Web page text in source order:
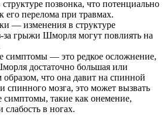
позвонка, что потенциально
его перелома при травмах.
— изменения в структуре
за грыжи Шморля могут повлиять на
симптомы — это редкое осложнение,
достаточно большая или
образом, что она давит на спинной
спинного мозга, это может вызвать
симптомы, такие как онемение,
в ногах.